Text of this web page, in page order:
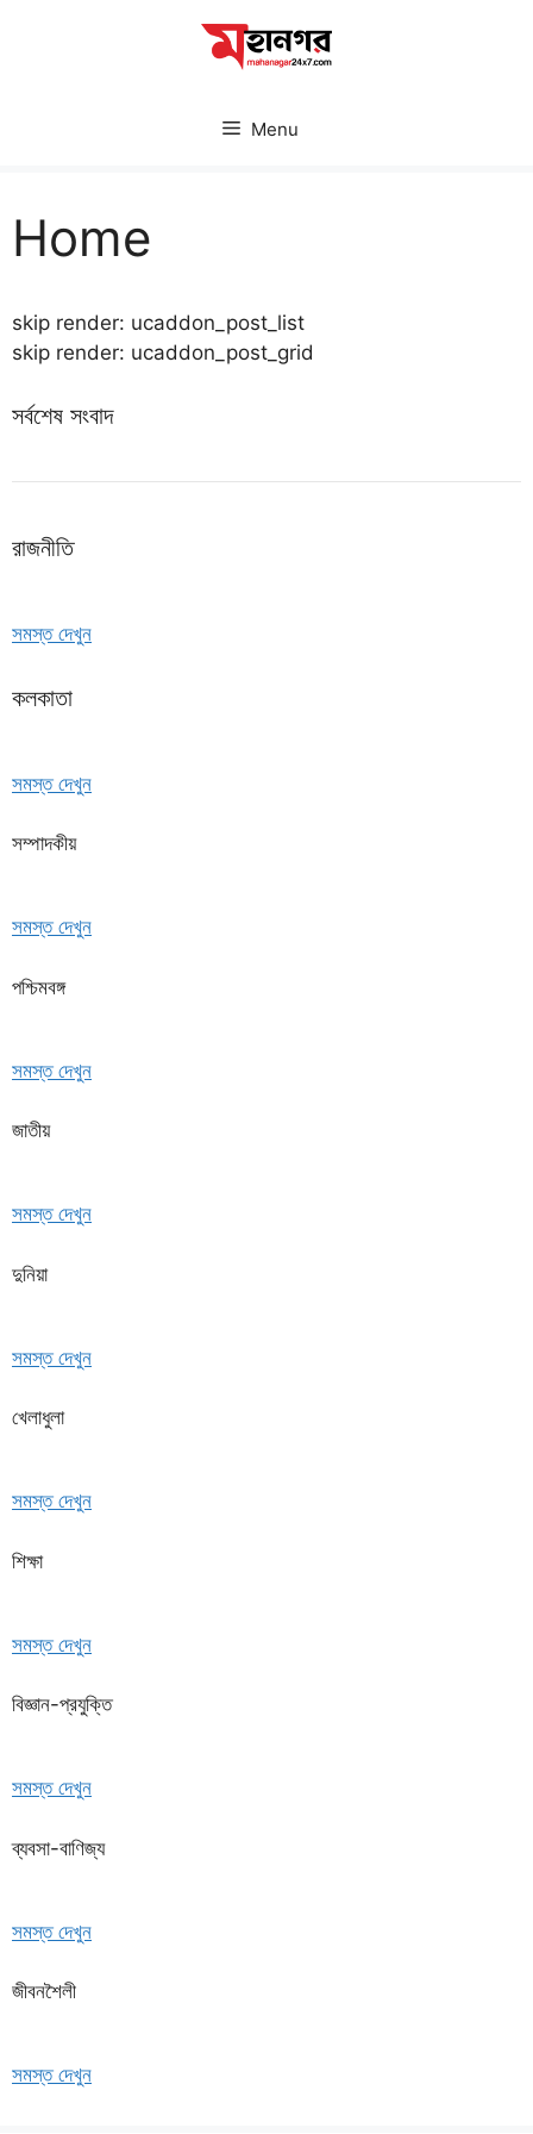
Menu
Home
skip render: ucaddon_post_list
skip render: ucaddon_post_grid
সর্বশেষ সংবাদ
রাজনীতি
সমস্ত দেখুন
কলকাতা
সমস্ত দেখুন
সম্পাদকীয়
সমস্ত দেখুন
পশ্চিমবঙ্গ
সমস্ত দেখুন
জাতীয়
সমস্ত দেখুন
দুনিয়া
সমস্ত দেখুন
খেলাধুলা
সমস্ত দেখুন
শিক্ষা
সমস্ত দেখুন
বিজ্ঞান-প্রযুক্তি
সমস্ত দেখুন
ব্যবসা-বাণিজ্য
সমস্ত দেখুন
জীবনশৈলী
সমস্ত দেখুন